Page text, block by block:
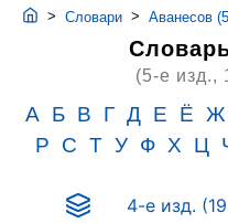
> Словари > Аванесов
(5-е изд.,
А Б В Г Д Е Ё Ж
Р
С Т У Ф Х Ц
4-е изд.